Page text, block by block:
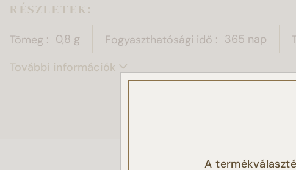
RÉSZLETEK:
Tömeg 0,8 g Fogyaszthatósági idő 365 nap
További információk
A
Ez a